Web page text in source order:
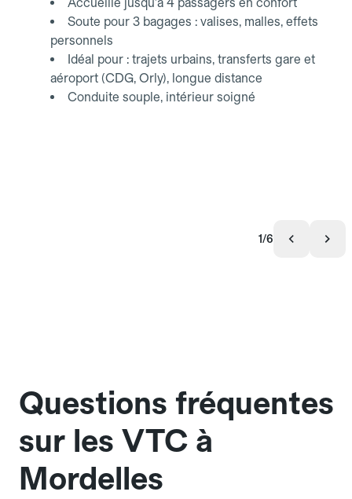
Soute pour 3 bagages : valises, malles, effets
personnels
Idéal pour : trajets urbains, transferts gare et
aéroport (CDG, Orly), longue distance
Conduite souple, intérieur soigné
1/6
Questions fréquentes
sur les VTC à
Mordelles